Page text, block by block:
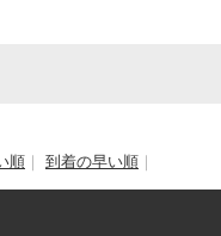
順 到着の早い順